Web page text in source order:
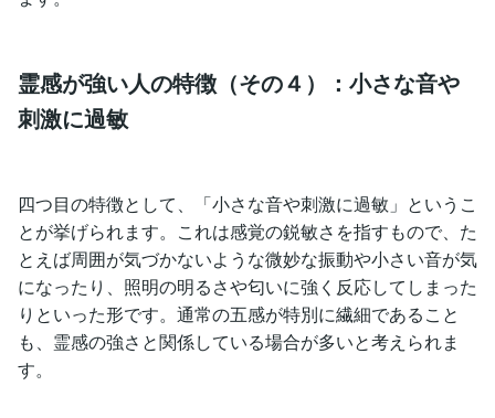
霊感が強い人の特徴（その４）：小さな音や
刺激に過敏
四つ目の特徴として、「小さな音や刺激に過敏」というこ
とが挙げられます。これは感覚の鋭敏さを指すもので、た
とえば周囲が気づかないような微妙な振動や小さい音が気
になったり、照明の明るさや匂いに強く反応してしまった
りといった形です。通常の五感が特別に繊細であること
も、霊感の強さと関係している場合が多いと考えられま
す。